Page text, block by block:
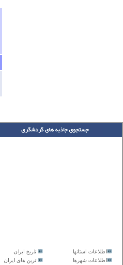
تاریخ ایران
اطلاعات استانها
ترین های ایران
اطلاعات شهرها